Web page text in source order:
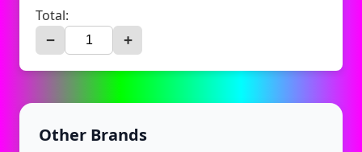
Total:
− +
Other Brands